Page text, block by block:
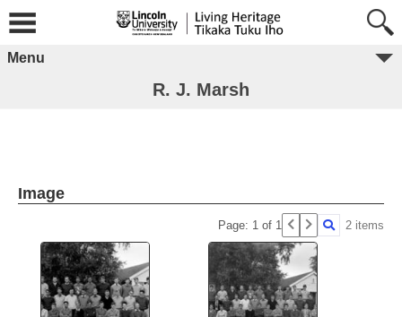
Menu
R. J. Marsh
Image
Page: 1 of 1 2 items